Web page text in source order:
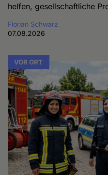
helfen, gesellschaftliche
Florian Schwarz
07.08.2026
VOR ORT